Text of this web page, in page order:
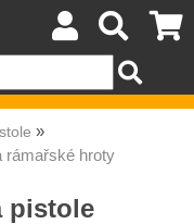
rámařské hroty
pistole